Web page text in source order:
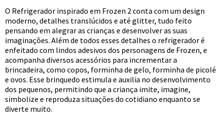
O Refrigerador inspirado em Frozen 2 conta com um design
moderno, detalhes translúcidos e até glitter, tudo feito
pensando em alegrar as crianças e desenvolver as suas
imaginações. Além de todos esses detalhes o refrigerador é
enfeitado com lindos adesivos dos personagens de Frozen, e
acompanha diversos acessórios para incrementar a
brincadeira, como copos, forminha de gelo, forminha de picolé
e ovos. Esse brinquedo estimula e auxilia no desenvolvimento
dos pequenos, permitindo que a criança imite, imagine,
simbolize e reproduza situações do cotidiano enquanto se
diverte muito.